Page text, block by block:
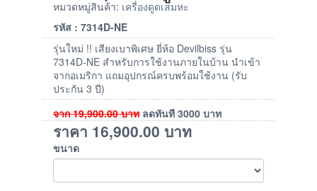
หมวดหมู่สินค้า: เครื่องดูดเสมหะ
รหัส : 7314D-NE
รุ่นใหม่ !! เสียงเบาพิเศษ ยี่ห้อ Devilbiss รุ่น
7314D-NE สำหรับการใช้งานภายในบ้าน นำเข้า
จากอเมริกา แถมอุปกรณ์ครบพร้อมใช้งาน (รับ
ประกัน 3 ปี)
จาก19,900.00บาท ลดทันที 3000 บาท
ราคา 16,900.00 บาท
ขนาด